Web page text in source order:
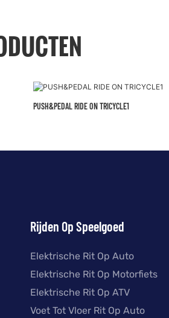
PUSH&PEDAL RIDE ON TRICYCLE1
Rijden Op Speelgoed
Elektrische Rit Op Auto
Elektrische Rit Op Motorfiets
Elektrische Rit Op ATV
Voet Tot Vloer Rit Op Auto